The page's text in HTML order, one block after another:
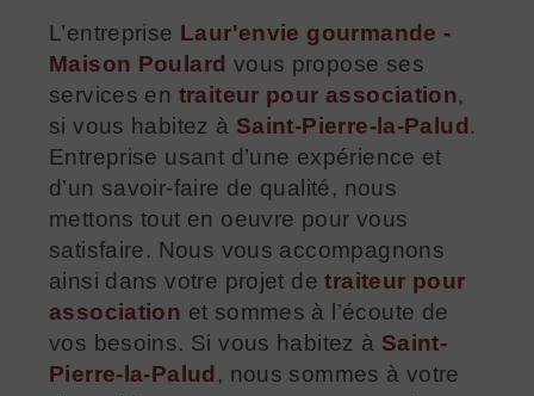
L’entreprise Laur'envie gourmande -
Maison Poulard vous propose ses
services en traiteur pour association,
si vous habitez à Saint-Pierre-la-Palud .
Entreprise usant d’une expérience et
d’un savoir-faire de qualité, nous
mettons tout en oeuvre pour vous
satisfaire. Nous vous accompagnons
ainsi dans votre projet detraiteur pour
association et sommes à l’écoute de
vos besoins. Si vous habitez à Saint-
Pierre-la-Palud , nous sommes à votre